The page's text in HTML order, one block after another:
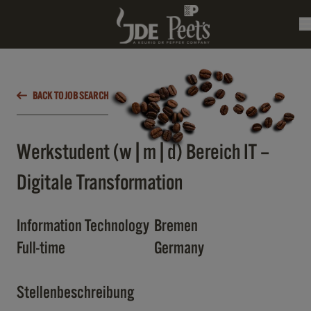
BACK TO JOB SEARCH
Werkstudent (w|m|d) Bereich IT –
Digitale Transformation
Information Technology Bremen
Full-time
Germany
Stellenbeschreibung